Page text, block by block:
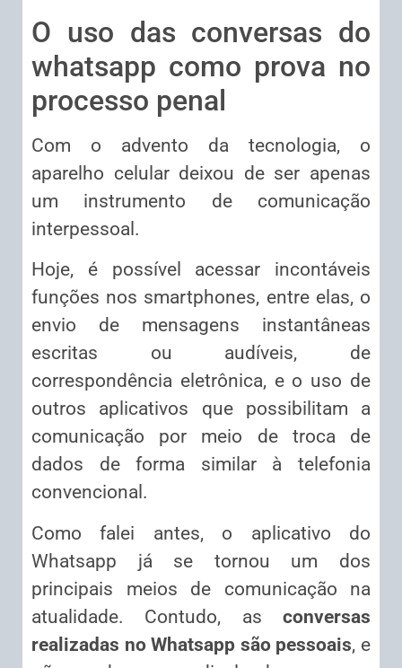
O uso das conversas do
whatsapp como prova no
processo penal
Com o advento da tecnologia, o
aparelho celular deixou de ser apenas
um instrumento de comunicação
interpessoal.
Hoje, é possível acessar incontáveis
funções nos smartphones, entre elas, o
envio de mensagens instantâneas
escritas ou audíveis, de
correspondência eletrônica, e o uso de
outros aplicativos que possibilitam a
comunicação por meio de troca de
dados de forma similar à telefonia
convencional.
Como falei antes, o aplicativo do
Whatsapp já se tornou um dos
principais meios de comunicação na
atualidade. Contudo, as conversas
realizadas no Whatsapp são pessoais, e